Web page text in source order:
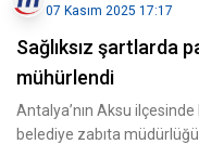
07 Kasım 2025 17:17
Sağlıksız şartlarda
mühürlendi
Antalya’nın Aksu
belediye zabıta